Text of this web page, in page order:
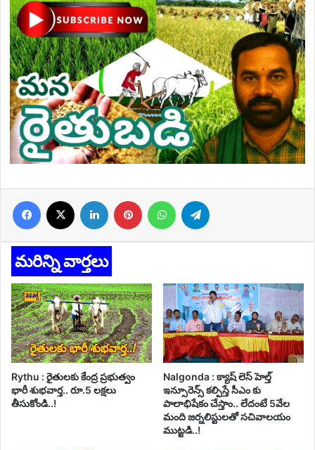
Facebook LinkedIn Pinterest WhatsApp
మరిన్ని వార్తలు
Rythu : రైతులకు కేంద్ర ప్రభుత్వం
భారీ శుభవార్త.. రూ.5 లక్షలు
తీసుకోండి..!
Nalgonda : క్యాష్ లెస్ హెల్త్
ఇన్సూరెన్స్ కల్పిస్తే సీఎం కు
పాలాభిషేకం చేస్తాం.. లేదంటే 5వేల
మంది జర్నలిస్టులతో సచివాలయం
ముట్టడి..!